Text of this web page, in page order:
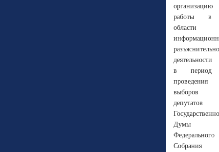
организацию
работы в
области
деятельности
в период
проведения
выборов
депутатов
Думы
Федерального
Собрания